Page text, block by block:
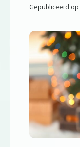
Gepubliceerd op